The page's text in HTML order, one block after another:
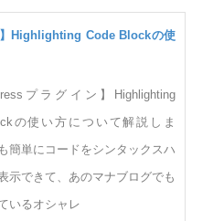
】Highlighting Code Blockの使
プラグイン】Highlighting
の使い方について解説しま
簡単にコードをシンタックスハ
示できて、あのマナブログでも
いるオシャレ